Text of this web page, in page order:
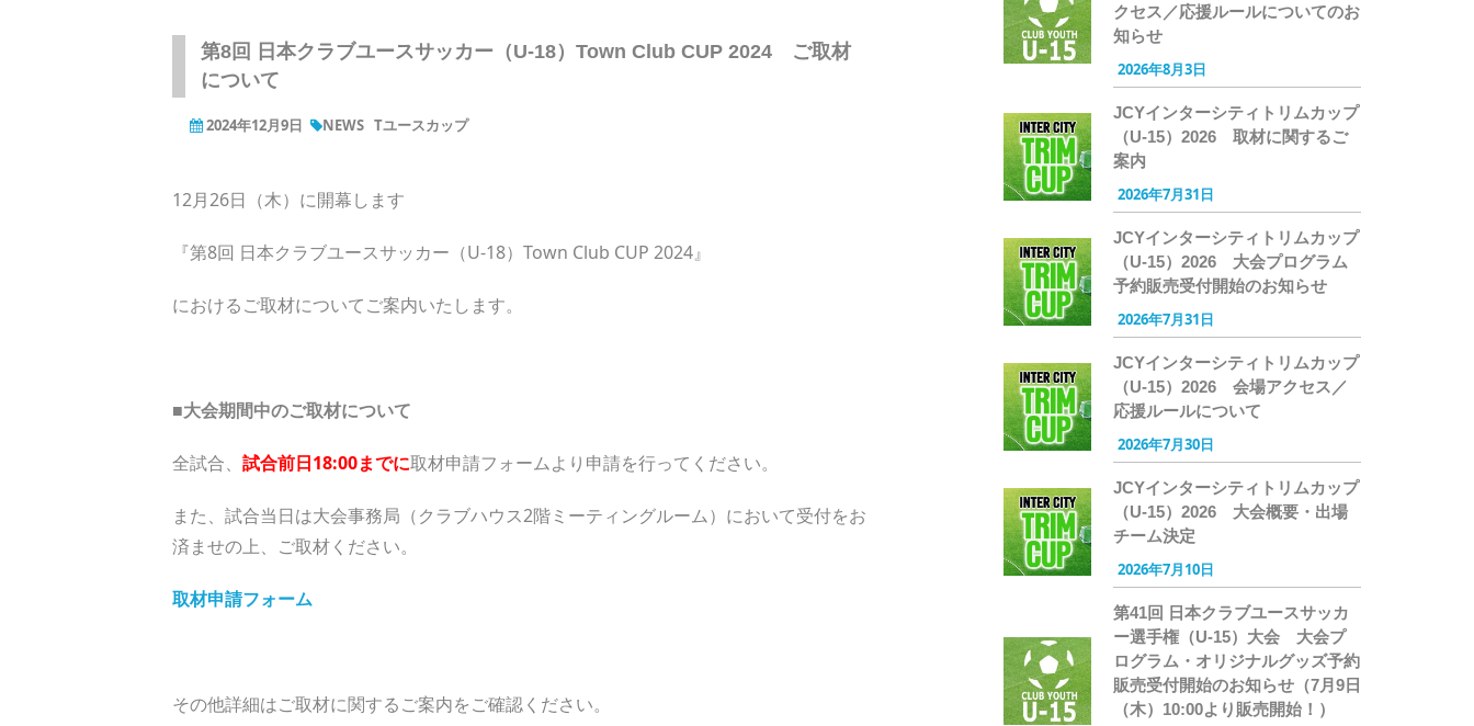
第8回 日本クラブユースサッカー（U-18）Town Club CUP 2024 ご取材
について
2024年12月9日 NEWS Tユースカップ
12月26日（木）に開幕します
『第8回 日本クラブユースサッカー（U-18）Town Club CUP 2024』
におけるご取材についてご案内いたします。
■大会期間中のご取材について
全試合、 試合前日18:00までに取材申請フォームより申請を行ってください。
また、試合当日は大会事務局（クラブハウス2階ミーティングルーム）において受付をお
済ませの上、ご取材ください。
取材申請フォーム
その他詳細はご取材に関するご案内をご確認ください。
クセス／応援ルールについてのお
知らせ
2026年8月3日
JCYインターシティトリムカップ
（U-15）2026 取材に関するご
案内
2026年7月31日
JCYインターシティトリムカップ
（U-15）2026 大会プログラム
予約販売受付開始のお知らせ
2026年7月31日
JCYインターシティトリムカップ
（U-15）2026 会場アクセス／
応援ルールについて
2026年7月30日
JCYインターシティトリムカップ
（U-15）2026 大会概要・出場
チーム決定
2026年7月10日
第41回 日本クラブユースサッカ
ー選手権（U-15）大会 大会プ
ログラム・オリジナルグッズ予約
販売受付開始のお知らせ（7月9日
（木）10:00より販売開始！）